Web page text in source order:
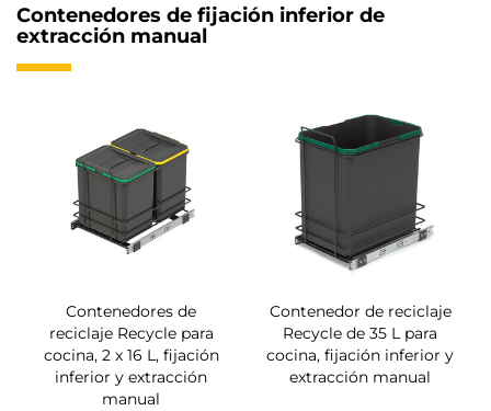
Contenedores de fijación inferior de
extracción manual
Contenedores de
reciclaje Recycle para
cocina, 2 x 16 L, fijación
inferior y extracción
manual
Contenedor de reciclaje
Recycle de 35 L para
cocina, fijación inferior y
extracción manual